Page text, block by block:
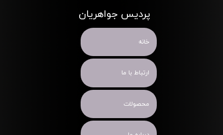
پردیس جواهریان
خانه
ارتباط با ما
محصولات